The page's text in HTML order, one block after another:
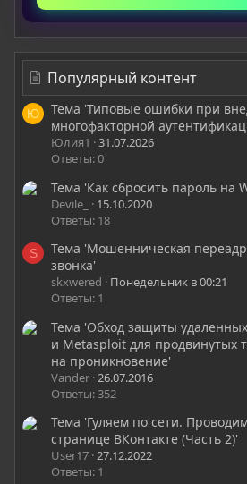
Популярный контент
Ю
Тема 'Типовые ошибки при
многофакторной
Юлия1
31.07.2026
Ответы: 0
Тема 'Как сбросить пароль на
Devile_
15.10.2020
Ответы: 18
S
Тема 'Мошенническая
звонка'
skxwered
Понедельник в 00:21
Ответы: 1
Тема 'Обход защиты
и Metasploit для продвинутых
на проникновение'
Vander 26.07.2016
Ответы: 352
Тема 'Гуляем по сети.
странице ВКонтакте (Часть 2)'
User17 27.12.2022
Ответы: 1